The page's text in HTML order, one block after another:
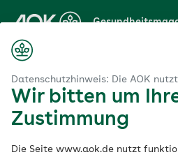
Datenschutzhinweis: Die AOK
Wir bitten um
Zustimmung
Die Seite www.aok.de nutzt
Hauptinhalt
springen